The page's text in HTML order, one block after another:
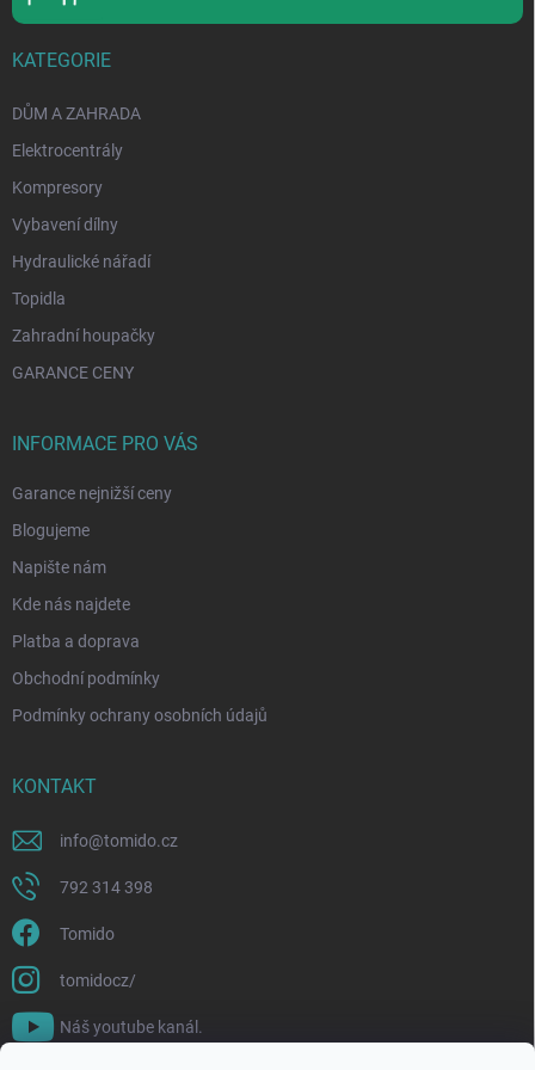
KATEGORIE
DŮM A ZAHRADA
Elektrocentrály
Kompresory
Vybavení dílny
Hydraulické nářadí
Topidla
Zahradní houpačky
GARANCE CENY
INFORMACE PRO VÁS
Garance nejnižší ceny
Blogujeme
Napište nám
Kde nás najdete
Platba a doprava
Obchodní podmínky
Podmínky ochrany osobních údajů
KONTAKT
info@tomido.cz
792 314 398
Tomido
tomidocz/
Náš youtube kanál.